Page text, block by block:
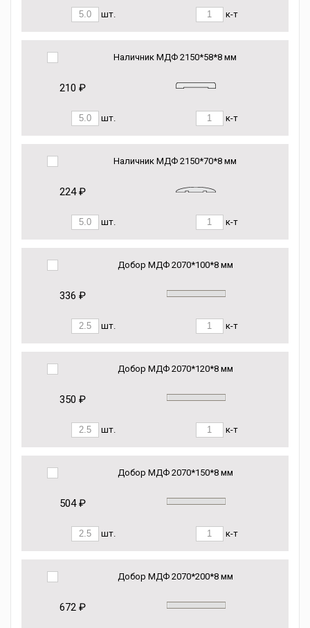
шт. к-т
Наличник МДФ 2150*58*8 мм
210 ₽
шт. к-т
Наличник МДФ 2150*70*8 мм
224 ₽
шт. к-т
Добор МДФ 2070*100*8 мм
336 ₽
шт. к-т
Добор МДФ 2070*120*8 мм
350 ₽
шт. к-т
Добор МДФ 2070*150*8 мм
504 ₽
шт. к-т
Добор МДФ 2070*200*8 мм
672 ₽